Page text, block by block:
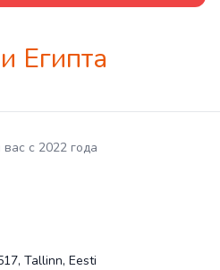
Египта
с 2022 года
Tallinn, Eesti